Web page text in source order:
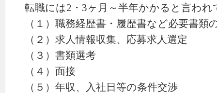
転職には2・3ヶ月～半年かかると言われ
（１）職務経歴書・履歴書など必要書類
（２）求人情報収集、応募求人選定
（３）書類選考
（４）面接
（５）年収、入社日等の条件交渉